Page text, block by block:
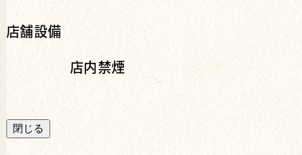
店舗設備
店内禁煙
閉じる